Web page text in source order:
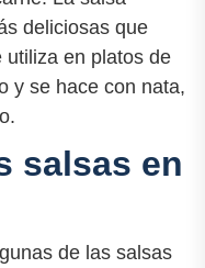
deliciosas que
utiliza en platos de
y se hace con nata,
salsas en
de las salsas